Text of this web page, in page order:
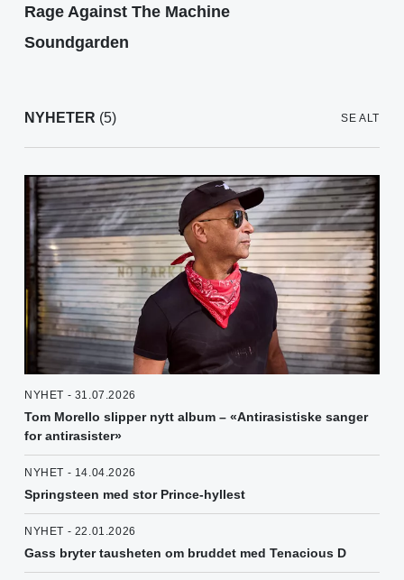
Rage Against The Machine
Soundgarden
NYHETER (5) SE ALT
NYHET - 31.07.2026
Tom Morello slipper nytt album – «Antirasistiske sanger
for antirasister»
NYHET - 14.04.2026
Springsteen med stor Prince-hyllest
NYHET - 22.01.2026
Gass bryter tausheten om bruddet med Tenacious D